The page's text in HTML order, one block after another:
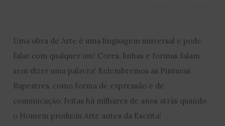
Uma obra de Arte é uma linguagem universal e pode
falar com qualquer um! Cores, linhas e formas falam
sem dizer uma palavra! Relembremos as Pinturas
Rupestres, como forma de expressão e de
comunicação, feitas há milhares de anos atrás quando
o Homem produziu Arte antes da Escrita!